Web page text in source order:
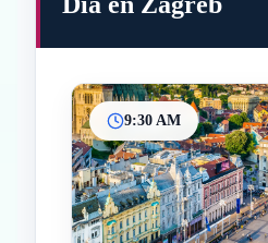
Inicio
9:30 AM